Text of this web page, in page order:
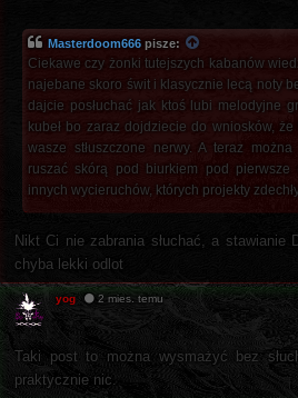
Masterdoom666 pisze:
Ciekawe czy żonki tutejszych kabanów
najebane skoro świt i klasycznie lecą noty
dajcie posłuchać jak ktoś lubi melodyjne
kubeł bo zaraz dojdziecie do wniosków,
wasze stłuszczone nerwy. A teraz
ruszać skórą pod biurkiem pod pierwsze
innych wycieruchów, których projekty
Nikt Ci nie zabrania słuchać, a stawianie
chyba lekki odlot
yog 2 mies. temu
Taki post to można wysmażyć bez
praktycznie nic.